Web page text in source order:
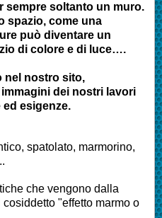
sempre soltanto un muro.
spazio, come una
può diventare un
di colore e di luce….
nel nostro sito,
dei nostri lavori
ed esigenze.
spatolato, marmorino,
che vengono dalla
"effetto marmo o